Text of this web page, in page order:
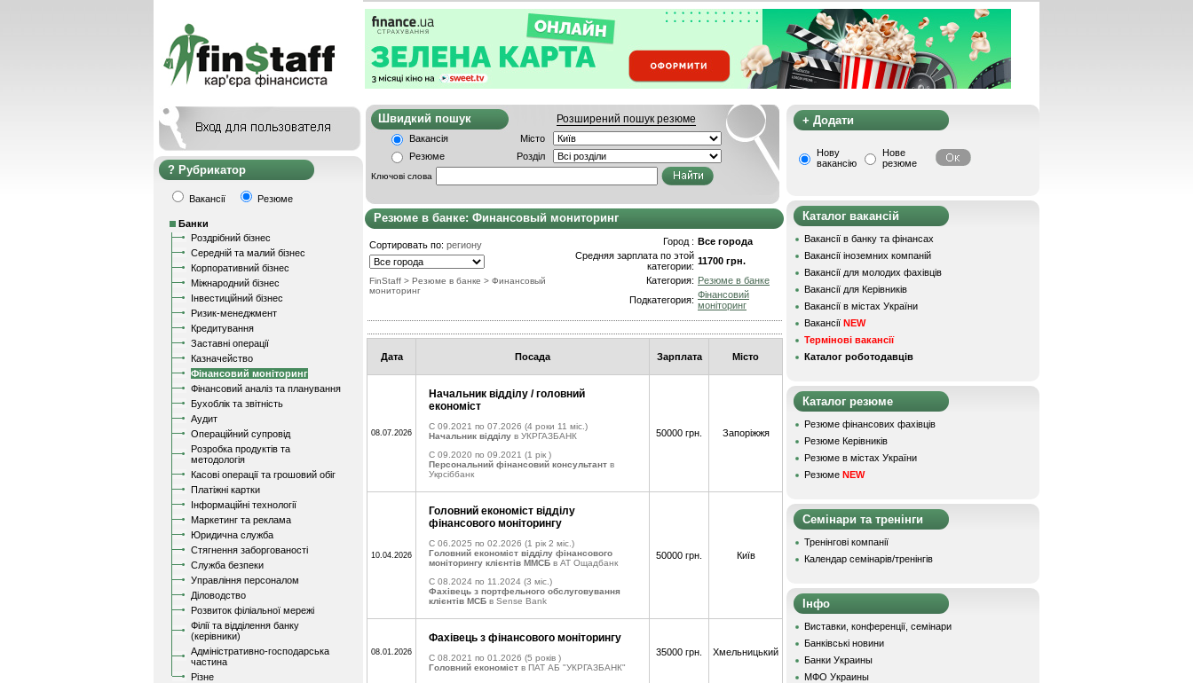
Рубрикатор
Вакансії Резюме
Банки
Роздрібний бізнес
Середній та малий бізнес
Корпоративний бізнес
Міжнародний бізнес
Інвестиційний бізнес
Ризик-менеджмент
Кредитування
Заставні операції
Казначейство
Фінансовий моніторинг
Фінансовий аналіз та планування
Бухоблік та звітність
Аудит
Операційний супровід
Розробка продуктів та
методологія
Касові операції та грошовий обіг
Платіжні картки
Інформаційні технології
Маркетинг та реклама
Юридична служба
Стягнення заборгованості
Служба безпеки
Управління персоналом
Діловодство
Розвиток філіальної мережі
Філії та відділення банку
(керівники)
Адміністративно-господарська
частина
Різне
Швидкий пошук Розширений пошук резюме
Вакансія
Місто
Резюме
Розділ
Ключові слова
Резюме в банке: Финансовый мониторинг
Сортировать по: региону
FinStaff > Резюме в банке > Финансовый
мониторинг
Город : Все города
Средняя зарплата по этой
категории: 11700 грн.
Категория: Резюме в банке
Подкатегория: Фінансовий
моніторинг
Дата Посада Зарплата Місто
08.07.2026
Начальник відділу / головний
економіст
C 09.2021 по 07.2026 (4 роки 11 міс.)
Начальник відділу в УКРГАЗБАНК
C 09.2020 по 09.2021 (1 рік )
Персональний фінансовий консультант в
Укрсіббанк
50000 грн. Запоріжжя
10.04.2026
Головний економіст відділу
фінансового моніторингу
C 06.2025 по 02.2026 (1 рік 2 міс.)
Головний економіст відділу фінансового
моніторингу клієнтів ММСБ в АТ Ощадбанк
C 08.2024 по 11.2024 (3 міс.)
Фахівець з портфельного обслуговування
клієнтів МСБ в Sense Bank
50000 грн. Київ
08.01.2026
Фахівець з фінансового моніторингу
C 08.2021 по 01.2026 (5 років )
Головний економіст в ПАТ АБ "УКРГАЗБАНК"
35000 грн. Хмельницький
+ Додати
Нову
вакансію
Нове
резюме
Каталог вакансій
Вакансії в банку та фінансах
Вакансії іноземних компаній
Вакансії для молодих фахівців
Вакансії для Керівників
Вакансії в містах України
Вакансії NEW
Термінові вакансії
Каталог роботодавців
Каталог резюме
Резюме фінансових фахівців
Резюме Керівників
Резюме в містах України
Резюме NEW
Семінари та тренінги
Тренінгові компанії
Календар семінарів/тренінгів
Інфо
Виставки, конференції, семінари
Банківські новини
Банки Украины
МФО Украины